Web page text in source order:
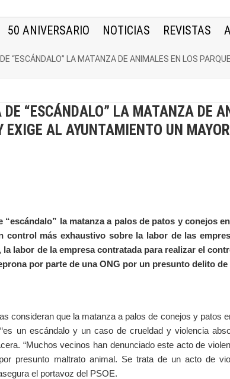
50 ANIVERSARIO NOTICIAS REVISTAS
“ESCÁNDALO” LA MATANZA DE ANIMALES EN LOS
DE “ESCÁNDALO” LA MATANZA DE
EXIGE AL AYUNTAMIENTO UN
“escándalo” la matanza a palos de patos y conejos
control más exhaustivo sobre la labor de las
la labor de la empresa contratada para realizar el
por parte de una ONG por un presunto delito
consideran que la matanza a palos de conejos y patos
un escándalo y un caso de crueldad y violencia
“Muchos vecinos han denunciado este acto de
presunto maltrato animal. Se trata de un acto de
el portavoz del PSOE.